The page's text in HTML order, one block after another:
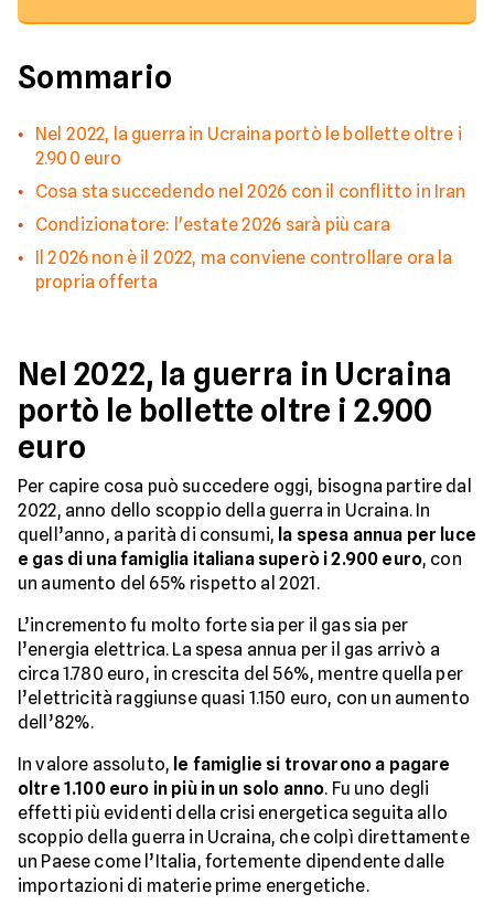
Sommario
Nel 2022, la guerra in Ucraina portò le bollette oltre i
2.900 euro
Cosa sta succedendo nel 2026 con il conflitto in Iran
Condizionatore: l'estate 2026 sarà più cara
Il 2026 non è il 2022, ma conviene controllare ora la
propria offerta
Nel 2022, la guerra in Ucraina
portò le bollette oltre i 2.900
euro
Per capire cosa può succedere oggi, bisogna partire dal
2022, anno dello scoppio della guerra in Ucraina. In
quell’anno, a parità di consumi, la spesa annua per luce
e gas di una famiglia italiana superò i 2.900 euro, con
un aumento del 65% rispetto al 2021.
L’incremento fu molto forte sia per il gas sia per
l’energia elettrica. La spesa annua per il gas arrivò a
circa 1.780 euro, in crescita del 56%, mentre quella per
l’elettricità raggiunse quasi 1.150 euro, con un aumento
dell’82%.
In valore assoluto, le famiglie si trovarono a pagare
oltre 1.100 euro in più in un solo anno. Fu uno degli
effetti più evidenti della crisi energetica seguita allo
scoppio della guerra in Ucraina, che colpì direttamente
un Paese come l’Italia, fortemente dipendente dalle
importazioni di materie prime energetiche.